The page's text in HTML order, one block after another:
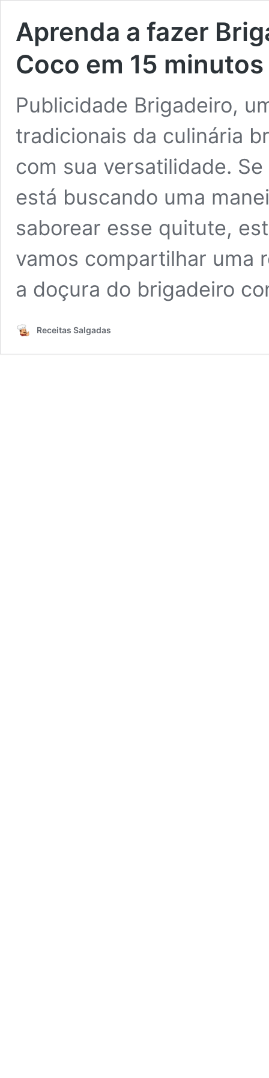
Aprenda a fazer
Coco em 15 minutos
Publicidade Brigadeiro,
tradicionais da culinária
com sua versatilidade.
está buscando uma
saborear esse quitute,
vamos compartilhar uma
a doçura do brigadeiro
Receitas Salgadas